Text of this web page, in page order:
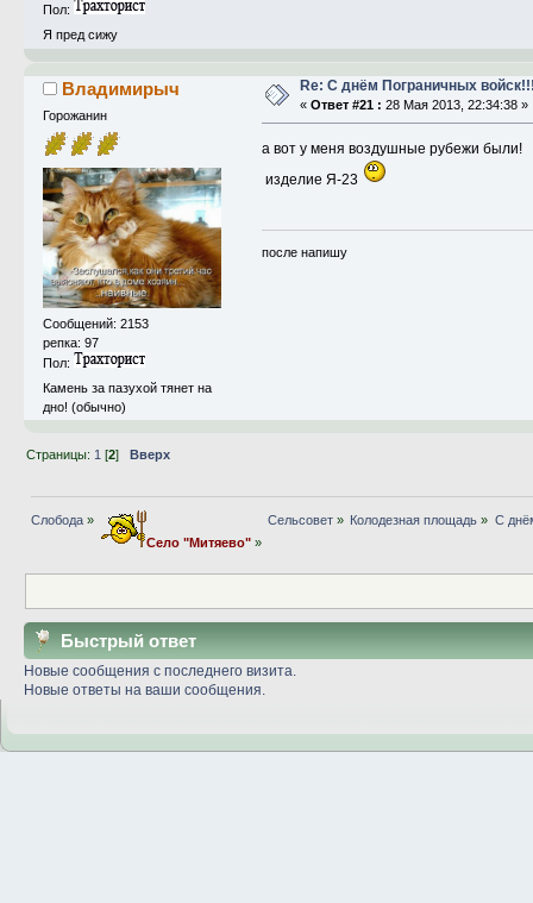
Пол:
Я пред сижу
Владимирыч
Горожанин
Сообщений: 2153
репка: 97
Пол:
Камень за пазухой тянет на
дно! (обычно)
Re: С днём Пограничных
« Ответ #21 : 28 Мая 2013, 22:34:38 »
а вот у меня воздушные рубежи были!
изделие Я-23
после напишу
Страницы: 1 [2] Вверх
Слобода »
Село "Митяево"»
Сельсовет» Колодезная площадь » С
Быстрый ответ
Новые сообщения с последнего визита.
Новые ответы на ваши сообщения.